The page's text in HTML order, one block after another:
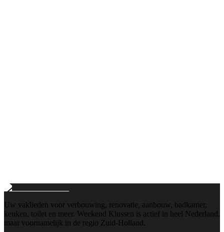
Uw vaklieden voor verbouwing, renovatie, aanbouw, badkamer,
keuken, toilet en meer. Weekend Klussen is actief in heel Nederland,
maar voornamelijk in de regio Zuid-Holland.